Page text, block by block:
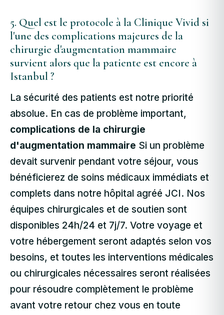
5. Quel est le protocole à la Clinique Vivid si
l'une des complications majeures de la
chirurgie d'augmentation mammaire
survient alors que la patiente est encore à
Istanbul ?
La sécurité des patients est notre priorité
absolue. En cas de problème important,
complications de la chirurgie
d'augmentation mammaire Si un problème
devait survenir pendant votre séjour, vous
bénéficierez de soins médicaux immédiats et
complets dans notre hôpital agréé JCI. Nos
équipes chirurgicales et de soutien sont
disponibles 24h/24 et 7j/7. Votre voyage et
votre hébergement seront adaptés selon vos
besoins, et toutes les interventions médicales
ou chirurgicales nécessaires seront réalisées
pour résoudre complètement le problème
avant votre retour chez vous en toute